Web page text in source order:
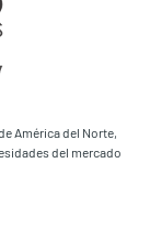
América del Norte,
del mercado